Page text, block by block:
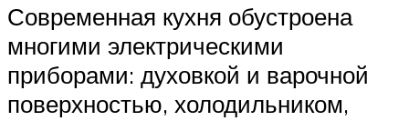
Современная кухня обустроена
многими электрическими
приборами: духовкой и варочной
поверхностью, холодильником,